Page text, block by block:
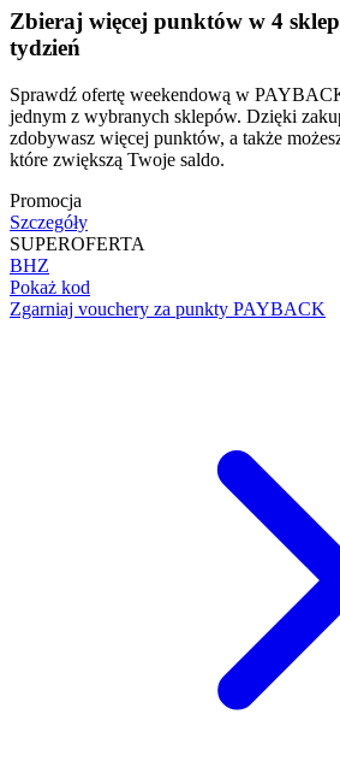
Zbieraj więcej punktów w 4
tydzień
Sprawdź ofertę weekendową w
jednym z wybranych sklepów. Dzięki
zdobywasz więcej punktów, a także
które zwiększą Twoje saldo.
Promocja
Szczegóły
SUPEROFERTA
BHZ
Pokaż kod
Zgarniaj vouchery za punkty PAYBACK